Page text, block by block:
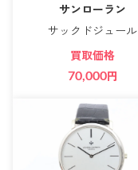
サンローラン
サックドジュール
買取価格
70,000円